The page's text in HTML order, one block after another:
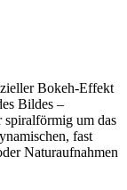
Bokeh-Effekt
Bildes –
spiralförmig um das
fast
Naturaufnahmen